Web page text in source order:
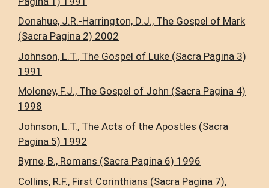
Donahue, J.R.-Harrington, D.J., The Gospel of Mark
(Sacra Pagina 2) 2002
Johnson, L.T., The Gospel of Luke (Sacra Pagina 3)
1991
Moloney, F.J., The Gospel of John (Sacra Pagina 4)
1998
Johnson, L.T., The Acts of the Apostles (Sacra
Pagina 5) 1992
Byrne, B., Romans (Sacra Pagina 6) 1996
Collins, R.F., First Corinthians (Sacra Pagina 7),